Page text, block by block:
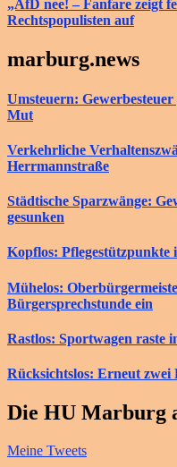
„AfD nee! – Fanfare zeigt
Rechtspopulisten auf
marburg.news
Umsteuern:
Mut
Verkehrliche
Herrmannstraße
Städtische Sparzwänge:
gesunken
Kopflos: Pflegestützpunkte
Mühelos:
Bürgersprechstunde ein
Rastlos: Sportwagen raste
Rücksichtslos: Erneut
Die HU Marburg
Meine Tweets